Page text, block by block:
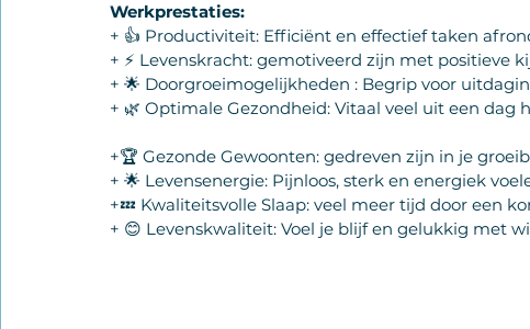
Werkprestaties:
+ 👍 Productiviteit: Efficiënt en effectief taken
+ ⚡️ Levenskracht: gemotiveerd zijn met positieve
+ 🌟 Doorgroeimogelijkheden : Begrip voor
+ 🌿 Optimale Gezondheid: Vitaal veel uit een dag
+🏆 Gezonde Gewoonten: gedreven zijn in je
+ 🌟 Levensenergie: Pijnloos, sterk en energiek
+💤 Kwaliteitsvolle Slaap: veel meer tijd door een
+ 😊 Levenskwaliteit: Voel je blijf en gelukkig met